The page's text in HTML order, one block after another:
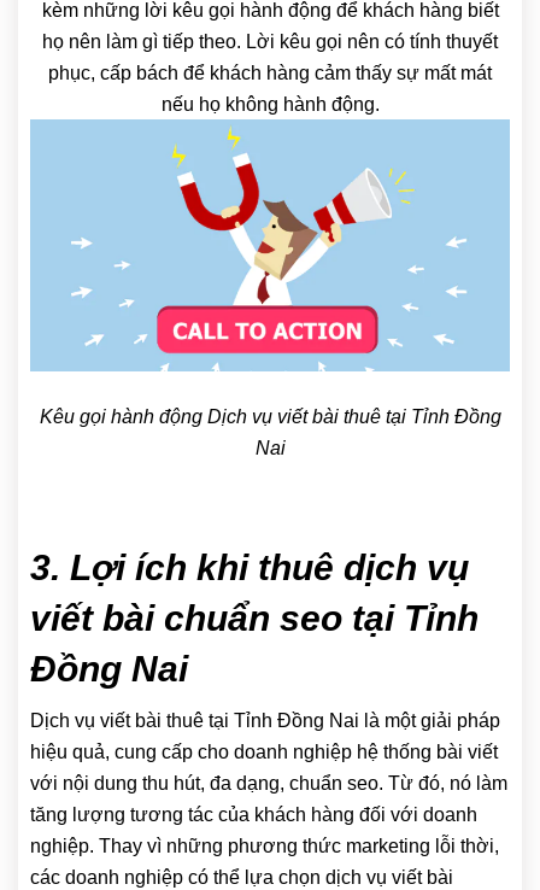
kèm những lời kêu gọi hành động để khách hàng biết
họ nên làm gì tiếp theo. Lời kêu gọi nên có tính thuyết
phục, cấp bách để khách hàng cảm thấy sự mất mát
nếu họ không hành động.
Kêu gọi hành động Dịch vụ viết bài thuê tại Tỉnh Đồng
Nai
3. Lợi ích khi thuê dịch vụ
viết bài chuẩn seo tại Tỉnh
Đồng Nai
Dịch vụ viết bài thuê tại Tỉnh Đồng Nai là một giải pháp
hiệu quả, cung cấp cho doanh nghiệp hệ thống bài viết
với nội dung thu hút, đa dạng, chuẩn seo. Từ đó, nó làm
tăng lượng tương tác của khách hàng đối với doanh
nghiệp. Thay vì những phương thức marketing lỗi thời,
các doanh nghiệp có thể lựa chọn dịch vụ viết bài